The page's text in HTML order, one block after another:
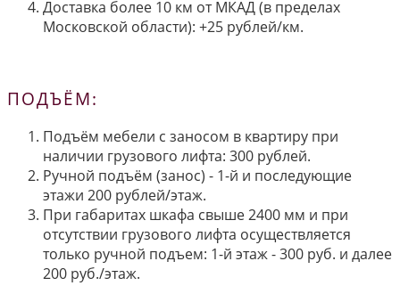
Доставка более 10 км от МКАД (в пределах
Московской области): +25 рублей/км.
ПОДЪЁМ:
Подъём мебели с заносом в квартиру при
наличии грузового лифта: 300 рублей.
Ручной подъём (занос) - 1-й и последующие
этажи 200 рублей/этаж.
При габаритах шкафа свыше 2400 мм и при
отсутствии грузового лифта осуществляется
только ручной подъем: 1-й этаж - 300 руб. и далее
200 руб./этаж.